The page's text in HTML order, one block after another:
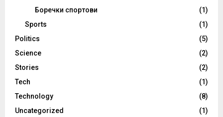
Боречки спортови
(1)
Sports
(1)
Politics
(5)
Science
(2)
Stories
(2)
Tech
(1)
Technology
(8)
Uncategorized
(1)